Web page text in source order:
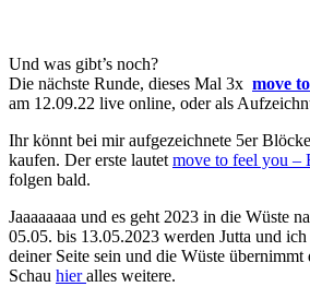
Und was gibt’s noch?
Die nächste Runde, dieses Mal 3x move
am 12.09.22 live online, oder als
Ihr könnt bei mir aufgezeichnete 5er
kaufen. Der erste lautet move to feel you –
folgen bald.
Jaaaaaaaa und es geht 2023 in die Wüste
05.05. bis 13.05.2023 werden Jutta und
deiner Seite sein und die Wüste übernimmt
Schau hieralles weitere.